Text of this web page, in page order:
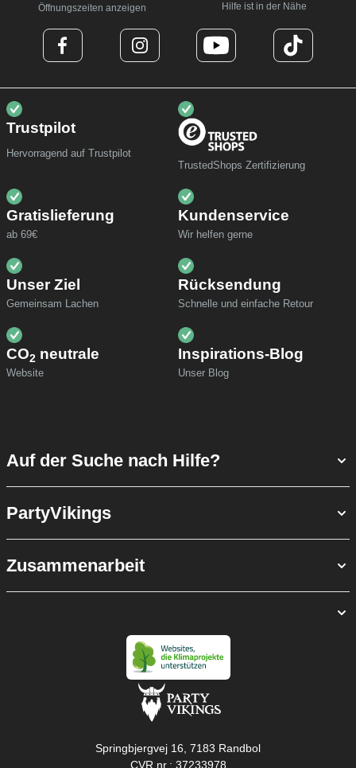
Öffnungszeiten anzeigen Hilfe ist in der Nähe
Trustpilot
Hervorragend auf Trustpilot
TrustedShops Zertifizierung
Gratislieferung
ab 69€
Kundenservice
Wir helfen gerne
Unser Ziel
Gemeinsam Lachen
Rücksendung
Schnelle und einfache Retour
CO2 neutrale
Website
Inspirations-Blog
Unser Blog
Auf der Suche nach Hilfe?
PartyVikings
Zusammenarbeit
Springbjergvej 16, 7183 Randbol
CVR nr.: 37233978